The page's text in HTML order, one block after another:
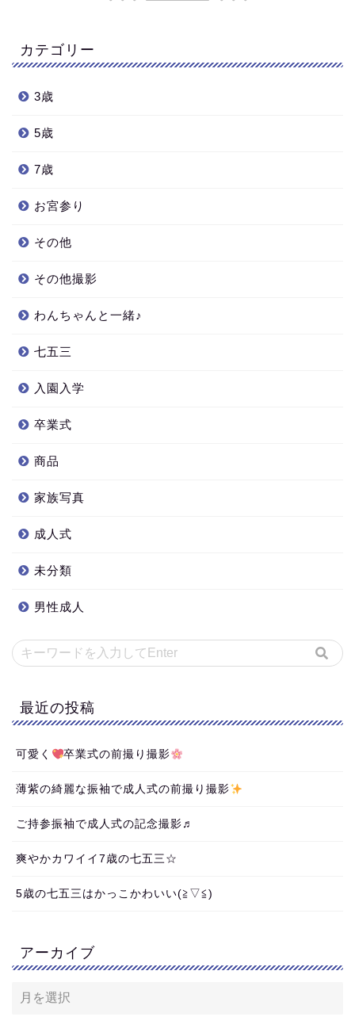
カテゴリー
3歳
5歳
7歳
お宮参り
その他
その他撮影
わんちゃんと一緒♪
七五三
入園入学
卒業式
商品
家族写真
成人式
未分類
男性成人
最近の投稿
可愛く 卒業式の前撮り撮影
薄紫の綺麗な振袖で成人式の前撮り撮影
ご持参振袖で成人式の記念撮影♬
爽やかカワイイ7歳の七五三☆
5歳の七五三はかっこかわいい(≧▽≦)
アーカイブ